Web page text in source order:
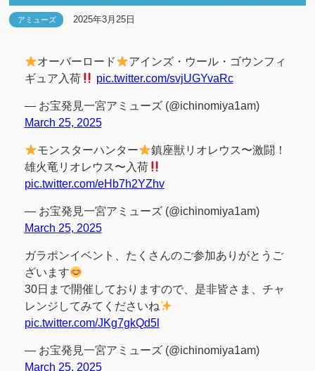
アミューズ 2025年3月25日
オーバーロード
アインズ・ウール・ゴウンフィ
ギュア入荷
pic.twitter.com/svjUGYvaRc
— お宝発見一宮アミューズ (@ichinomiya1am)
March 25, 2025
モンスターハンター
鎮座獣リオレウス〜激闘！
雄火竜リオレウス〜入荷
pic.twitter.com/eHb7h2YZhv
— お宝発見一宮アミューズ (@ichinomiya1am)
March 25, 2025
ガラポンイベント、たくさんのご参加ありがとうご
ざいます
30日まで開催しておりますので、是非皆さま、チャ
レンジしてみてくださいね
pic.twitter.com/JKg7gkQd5l
— お宝発見一宮アミューズ (@ichinomiya1am)
March 25, 2025